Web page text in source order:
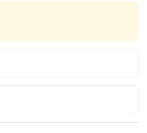
ingredientmono-383-
Accessed January